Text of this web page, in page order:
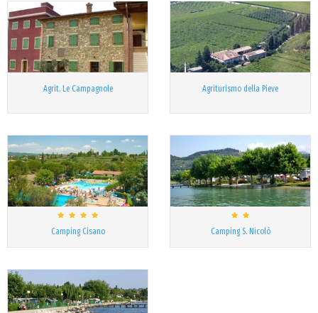
Agrit. Le Campagnole Agriturismo della Pieve
Camping Cisano Camping S. Nicolò